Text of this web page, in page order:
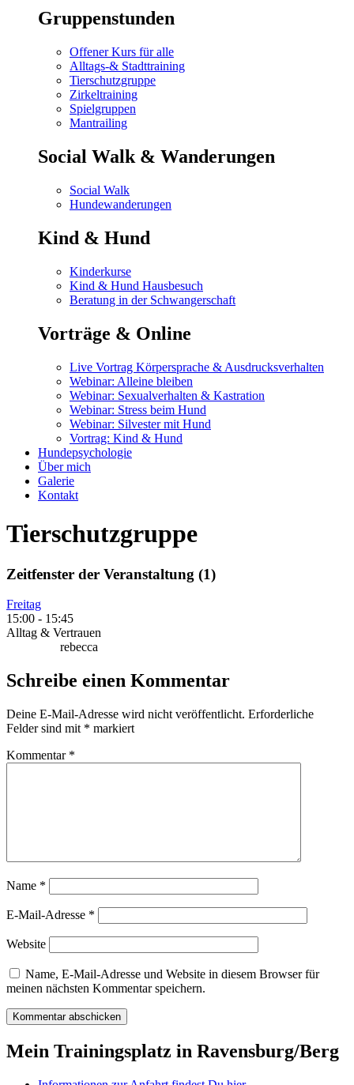
Gruppenstunden
Offener Kurs für alle
Alltags-& Stadttraining
Tierschutzgruppe
Zirkeltraining
Spielgruppen
Mantrailing
Social Walk & Wanderungen
Social Walk
Hundewanderungen
Kind & Hund
Kinderkurse
Kind & Hund Hausbesuch
Beratung in der Schwangerschaft
Vorträge & Online
Live Vortrag Körpersprache & Ausdrucksverhalten
Webinar: Alleine bleiben
Webinar: Sexualverhalten & Kastration
Webinar: Stress beim Hund
Webinar: Silvester mit Hund
Vortrag: Kind & Hund
Hundepsychologie
Über mich
Galerie
Kontakt
Tierschutzgruppe
Zeitfenster der Veranstaltung (1)
Freitag
15:00 - 15:45
Alltag & Vertrauen
rebecca
Schreibe einen Kommentar
Deine E-Mail-Adresse wird nicht veröffentlicht. Erforderliche
Felder sind mit * markiert
Kommentar *
Name *
E-Mail-Adresse *
Website
Name, E-Mail-Adresse und Website in diesem Browser für
meinen nächsten Kommentar speichern.
Mein Trainingsplatz in Ravensburg/Berg